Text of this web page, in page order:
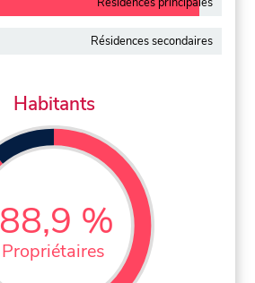
Résidences secondaires
Habitants
88,9 %
Propriétaires